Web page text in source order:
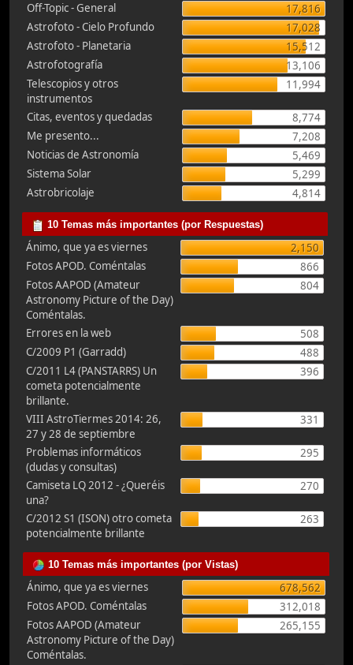
Off-Topic - General
17,816
Astrofoto - Cielo Profundo
17,028
Astrofoto - Planetaria
15,512
Astrofotografía
13,106
Telescopios y otros
instrumentos
11,994
Citas, eventos y quedadas
8,774
Me presento...
7,208
Noticias de Astronomía
5,469
Sistema Solar
5,299
Astrobricolaje
4,814
10 Temas más importantes (por Respuestas)
Ánimo, que ya es viernes
2,150
Fotos APOD. Coméntalas
866
Fotos AAPOD (Amateur
Astronomy Picture of the Day)
Coméntalas.
804
Errores en la web
508
C/2009 P1 (Garradd)
488
C/2011 L4 (PANSTARRS) Un
cometa potencialmente
brillante.
396
VIII AstroTiermes 2014: 26,
27 y 28 de septiembre
331
Problemas informáticos
(dudas y consultas)
295
Camiseta LQ 2012 - ¿Queréis
una?
270
C/2012 S1 (ISON) otro cometa
potencialmente brillante
263
10 Temas más importantes (por Vistas)
Ánimo, que ya es viernes
678,562
Fotos APOD. Coméntalas
312,018
Fotos AAPOD (Amateur
Astronomy Picture of the Day)
Coméntalas.
265,155